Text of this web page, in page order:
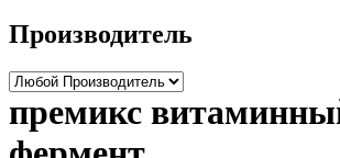
Производитель
премикс